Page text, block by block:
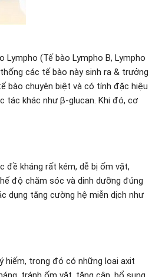
(Tế bào Lympho B, Lympho
các tế bào này sinh ra & trưởng
bào chuyên biệt và có tính đặc hiệu
tác khác như β-glucan. Khi đó, cơ
đề kháng rất kém, dễ bị ốm vặt,
độ chăm sóc và dinh dưỡng đúng
dụng tăng cường hệ miễn dịch như
hiếm, trong đó có những loại axit